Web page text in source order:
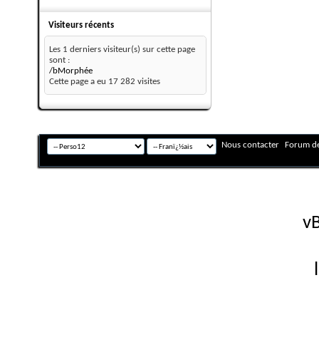
Visiteurs récents
Les 1 derniers visiteur(s) sur cette page
sont :
/bMorphée
Cette page a eu 17 282 visites
Nous contacter Forum